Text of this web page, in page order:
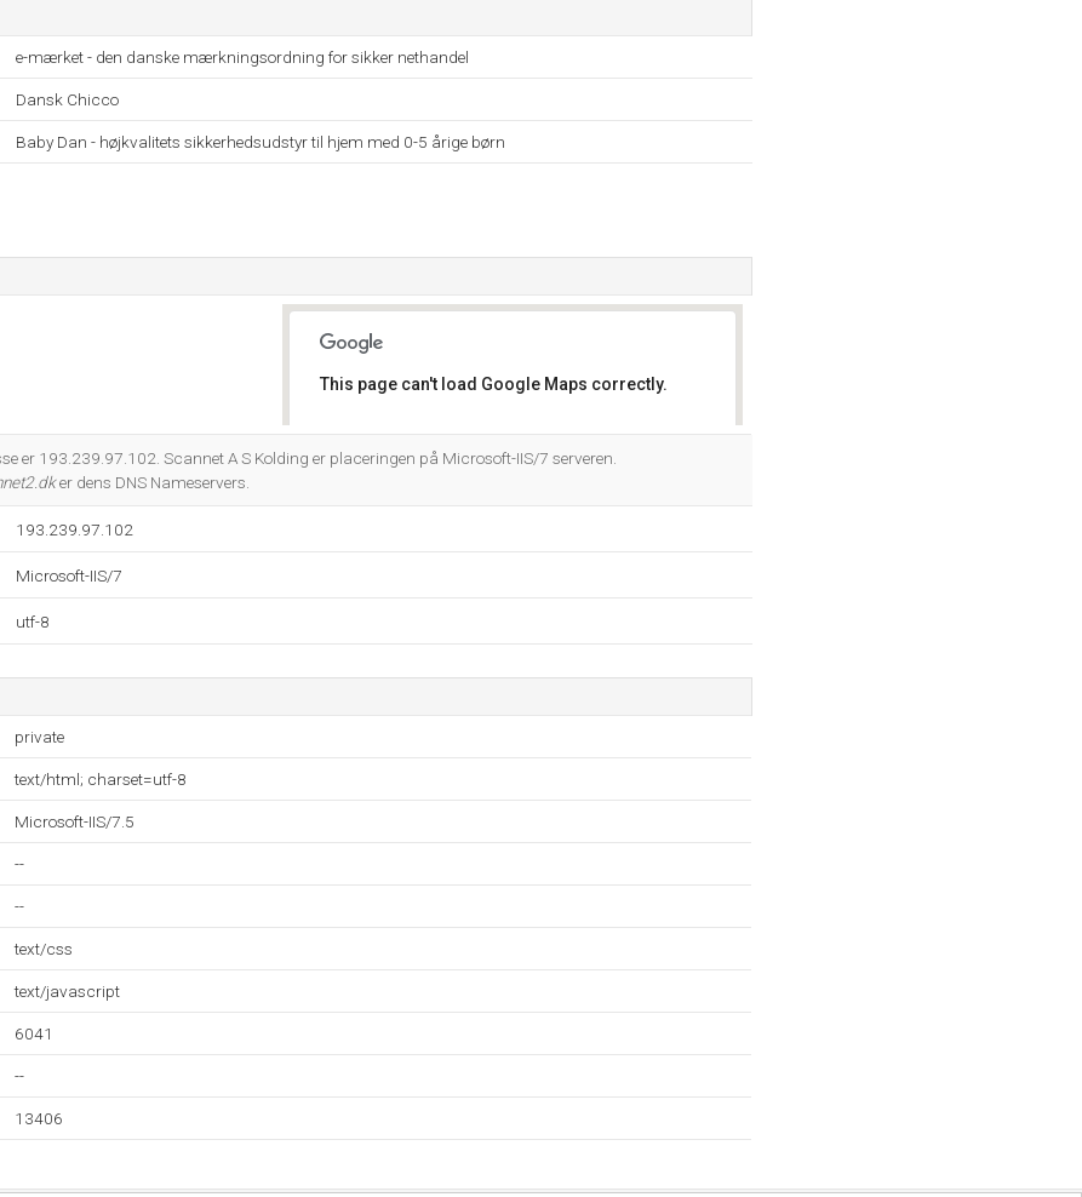
e-mærket - den danske mærkningsordning for sikker nethandel
Dansk Chicco
Baby Dan - højkvalitets sikkerhedsudstyr til hjem med 0-5 årige børn
This page can't load Google Maps correctly.
Do you own this website?
er 193.239.97.102. Scannet A S Kolding er placeringen på Microsoft-IIS/7 serveren.
er dens DNS Nameservers.
193.239.97.102
Microsoft-IIS/7
utf-8
private
text/html; charset=utf-8
Microsoft-IIS/7.5
--
--
text/css
text/javascript
6041
--
13406